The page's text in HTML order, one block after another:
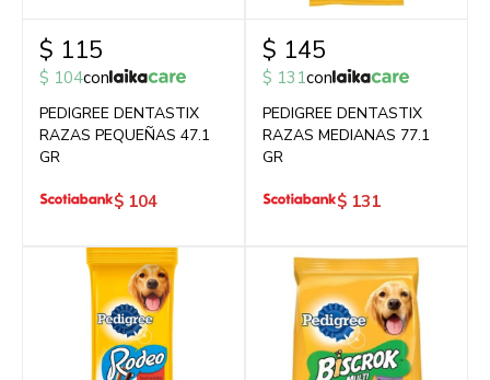
$ 115
$ 104con
PEDIGREE DENTASTIX
RAZAS PEQUEÑAS 47.1
GR
$ 104
$ 145
$ 131con
PEDIGREE DENTASTIX
RAZAS MEDIANAS 77.1
GR
$ 131